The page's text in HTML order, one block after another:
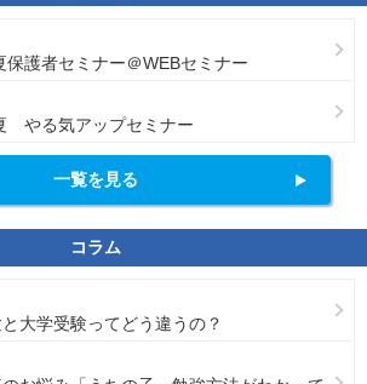
保護者セミナー＠WEBセミナー
やる気アップセミナー
一覧を見る
コラム
と大学受験ってどう違うの？